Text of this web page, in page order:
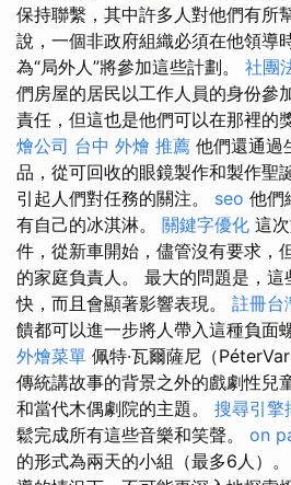
保持聯繫，其中許多人對他們有所
說，一個非政府組織必須在他領導
為“局外人”將參加這些計劃。 社團
們房屋的居民以工作人員的身份參
責任，但這也是他們可以在那裡的
燴公司 台中 外燴 推薦 他們還通過
品，從可回收的眼鏡製作和製作聖
引起人們對任務的關注。 seo 他們
有自己的冰淇淋。 關鍵字優化 這
件，從新車開始，儘管沒有要求，
的家庭負責人。 最大的問題是，
快，而且會顯著影響表現。 註冊台
饋都可以進一步將人帶入這種負面
外燴菜單 佩特·瓦爾薩尼（
傳統講故事的背景之外的戲劇性兒
和當代木偶劇院的主題。 搜尋引擎
鬆完成所有這些音樂和笑聲。 on
的形式為兩天的小組（最多6人）。